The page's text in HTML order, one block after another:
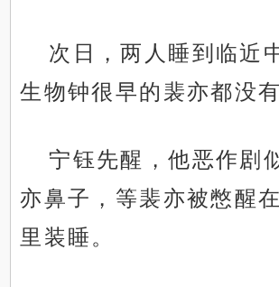
次日，两人睡到临近
生物钟很早的裴亦都没有
宁钰先醒，他恶作剧
亦鼻子，等裴亦被憋醒
里装睡。